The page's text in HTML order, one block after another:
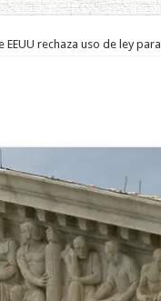
EEUU rechaza uso de ley